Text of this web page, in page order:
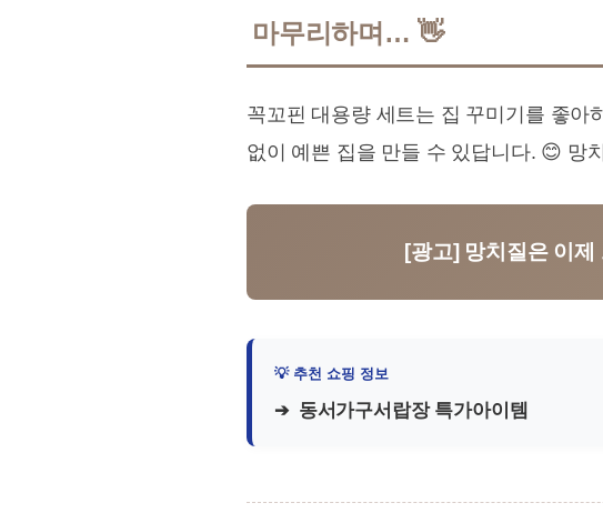
마무리하며… 👋
꼭꼬핀 대용량 세트는 집 꾸미기를 좋아
없이 예쁜 집을 만들 수 있답니다. 😊 망
[광고] 망치질은 이
동서가구서랍장 특가아이템